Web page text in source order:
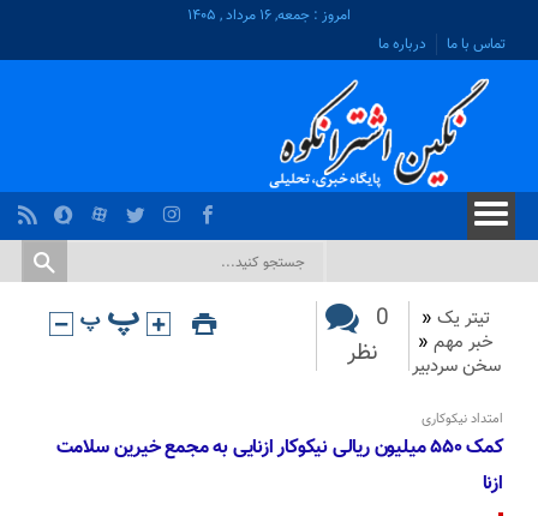
امروز : جمعه, ۱۶ مرداد , ۱۴۰۵
تماس با ما
درباره ما
تیتر یک «
خبر مهم «
سخن سردبیر
0
نظر
امتداد نیکوکاری
کمک ۵۵۰ میلیون ریالی نیکوکار ازنایی به مجمع خیرین سلامت
ازنا